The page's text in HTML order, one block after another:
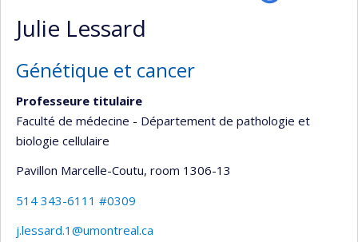
Julie Lessard
Génétique et cancer
Professeure titulaire
Faculté de médecine - Département de pathologie et
biologie cellulaire
Pavillon Marcelle-Coutu, room 1306-13
514 343-6111 #0309
j.lessard.1@umontreal.ca